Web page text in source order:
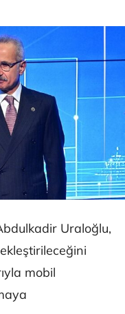
Uraloğlu,
mobil